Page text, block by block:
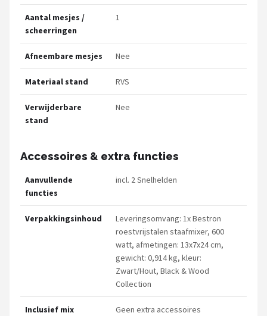
Aantal mesjes /
scheerringen
1
Afneembare mesjes Nee
Materiaal stand RVS
Verwijderbare
stand
Nee
Accessoires & extra functies
Aanvullende
functies
incl. 2 Snelhelden
Verpakkingsinhoud
Leveringsomvang: 1x Bestron
roestvrijstalen staafmixer, 600
watt, afmetingen: 13x7x24 cm,
gewicht: 0,914 kg, kleur:
Zwart/Hout, Black & Wood
Collection
Inclusief mix
Geen extra accessoires